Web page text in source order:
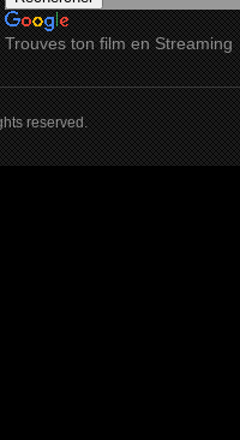
Trouves ton film en Streaming
reserved.